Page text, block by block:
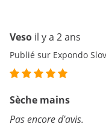
Veso il y a 2 ans
Publié sur Expondo
Sèche mains
Pas encore d'avis.